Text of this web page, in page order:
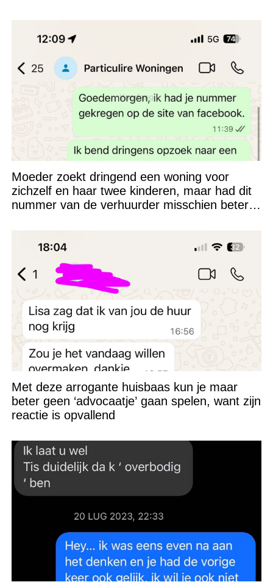
Moeder zoekt dringend een woning voor
zichzelf en haar twee kinderen, maar had dit
nummer van de verhuurder misschien beter
Met deze arrogante huisbaas kun je maar
beter geen ‘advocaatje’ gaan spelen, want zijn
reactie is opvallend